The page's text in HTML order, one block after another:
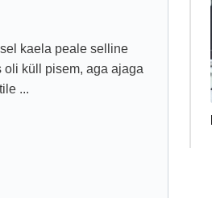
kaela peale selline
küll pisem, aga ajaga
...